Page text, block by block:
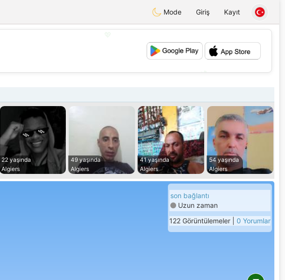
Mode Giriş Kayıt
22 yaşında
Algiers
49 yaşında
Algiers
41 yaşında
Algiers
54 yaşında
Algiers
son bağlantı
Uzun zaman
122 Görüntülemeler | 0 Yorumlar